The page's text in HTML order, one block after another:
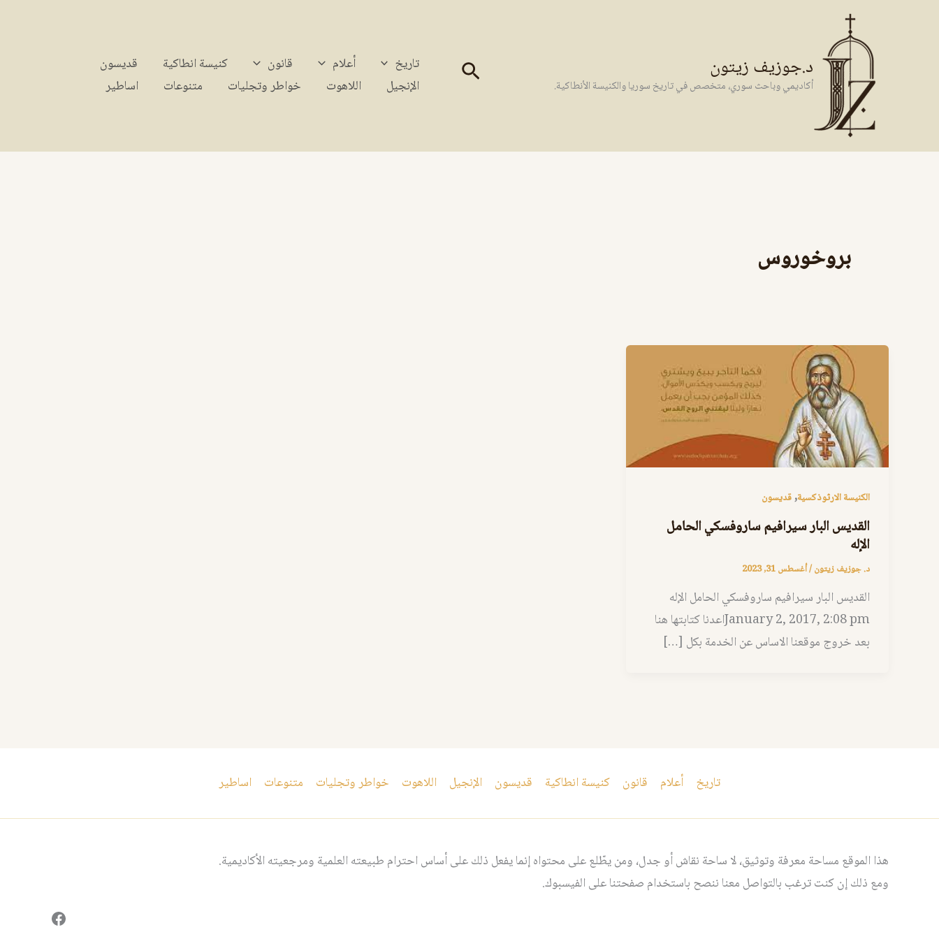
د.جوزيف زيتون
أكاديمي وباحث سوري، متخصص في تاريخ سوريا والكنيسة الأنطاكية. البحث تاريخ أعلام قانون كنيسة انطاكية
قديسون
الإنجيل
اللاهوت خواطر وتجليات متنوعات اساطير
بروخوروس
الكنيسة الارثوذكسية,قديسون
القديس البار سيرافيم ساروفسكي الحامل
الإله
د. جوزيف زيتون/أغسطس 31, 2023
القديس البار سيرافيم ساروفسكي الحامل الإله
January 2, 2017, 2:08 pmاعدنا كتابتها هنا
بعد خروج موقعنا الاساس عن الخدمة بكل […]
تاريخ أعلام قانون كنيسة انطاكية قديسون الإنجيل اللاهوت خواطر وتجليات متنوعات اساطير
هذا الموقع مساحة معرفة وتوثيق، لا ساحة نقاش أو جدل، ومن يطّلع على محتواه إنما يفعل ذلك على أساس احترام طبيعته العلمية ومرجعيته الأكاديمية.
ومع ذلك إن كنت ترغب بالتواصل معنا ننصح باستخدام صفحتنا على الفيسبوك.
فيسبوك